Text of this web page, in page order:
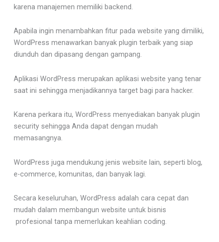
karena manajemen memiliki backend.
Apabila ingin menambahkan fitur pada website yang dimiliki,
WordPress menawarkan banyak plugin terbaik yang siap
diunduh dan dipasang dengan gampang.
Aplikasi WordPress merupakan aplikasi website yang tenar
saat ini sehingga menjadikannya target bagi para hacker.
Karena perkara itu, WordPress menyediakan banyak plugin
security sehingga Anda dapat dengan mudah
memasangnya.
WordPress juga mendukung jenis website lain, seperti blog,
e-commerce, komunitas, dan banyak lagi.
Secara keseluruhan, WordPress adalah cara cepat dan
mudah dalam membangun website untuk bisnis
profesional tanpa memerlukan keahlian coding.